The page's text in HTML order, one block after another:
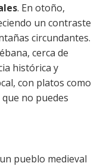
. En otoño,
un contraste
circundantes.
cerca de
histórica y
con platos como
no puedes
pueblo medieval